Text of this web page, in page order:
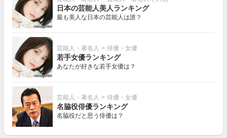
日本の芸能人美人ランキング
最も美人な日本の芸能人は誰？
芸能人・著名人 > 俳優・女優
若手女優ランキング
あなたが好きな若手女優は？
芸能人・著名人 > 俳優・女優
名脇役俳優ランキング
名脇役だと思う俳優は？